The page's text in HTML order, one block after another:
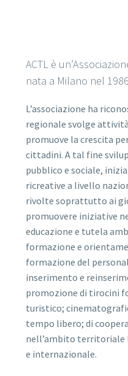
ACTL è
nata a Milano nel
L’associazione ha
regionale svolge
promuove la crescita
cittadini. A tal fine
pubblico e sociale,
ricreative a livello
rivolte soprattutto ai
promuovere iniziative
educazione e tutela
formazione e
formazione del
inserimento e
promozione di tirocini
turistico;
tempo libero; di
nell’ambito territoriale
e internazionale.